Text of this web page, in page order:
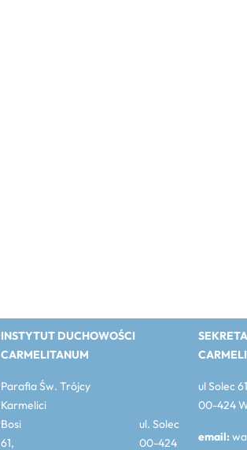
INSTYTUT DUCHOWOŚCI
CARMELITANUM
Parafia Św. Trójcy
Karmelici
Bosi ul. Solec
61, 00-424
ul Solec 61
00-424
email: